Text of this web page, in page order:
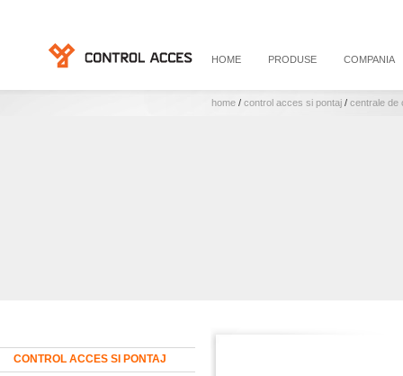
HOME PRODUSE COMPANIA
home / control acces si pontaj / centrale de
CONTROL ACCES SI PONTAJ